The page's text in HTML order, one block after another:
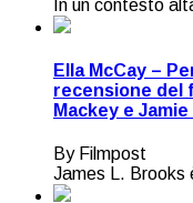
In un contesto
Ella McCay –
recensione del
Mackey e
By Filmpost
James L. Brooks